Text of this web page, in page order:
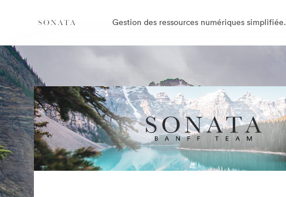
Gestion des ressources numériques simplifiée.